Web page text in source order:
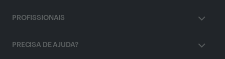
PROFISSIONAIS
PRECISA DE AJUDA?